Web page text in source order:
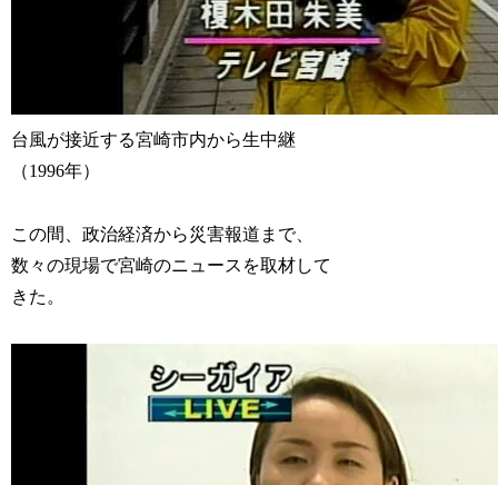
台風が接近する宮崎市内から生中継
（1996年）
この間、政治経済から災害報道まで、
数々の現場で宮崎のニュースを取材して
きた。